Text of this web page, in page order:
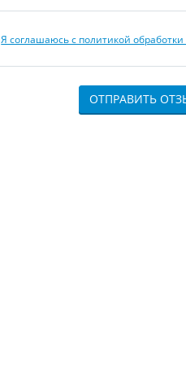
Я соглашаюсь с политикой
ОТПРАВИТЬ